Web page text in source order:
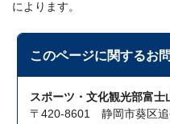
によります。
このページに関するお
スポーツ・文化観光部富士
〒420-8601 静岡市葵区追